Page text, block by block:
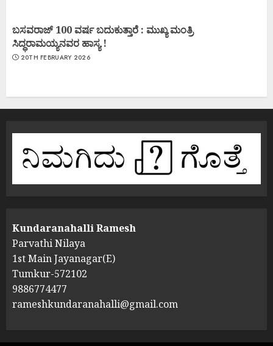
ಬಸವರಾಜ್ 100 ವರ್ಷ ಬದುಕುತ್ತಾರೆ : ಮುಖ್ಯ ಮಂತ್ರಿ
ಸಿದ್ಧರಾಮಯ್ಯನವರ ಹಾಸ್ಯ !
20TH FEBRUARY 2026
Kundaranahalli Ramesh
Parvathi Nilaya
1st Main Jayanagar(E)
Tumkur-572102
9886774477
rameshkundaranahalli@gmail.com